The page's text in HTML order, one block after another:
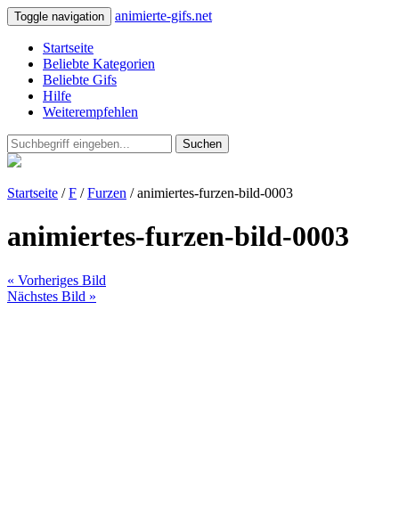
Toggle navigation animierte-gifs.net
Startseite
Beliebte Kategorien
Beliebte Gifs
Hilfe
Weiterempfehlen
Suchen
Startseite /F /Furzen / animiertes-furzen-bild-0003
animiertes-furzen-bild-0003
« Vorheriges Bild
Nächstes Bild »